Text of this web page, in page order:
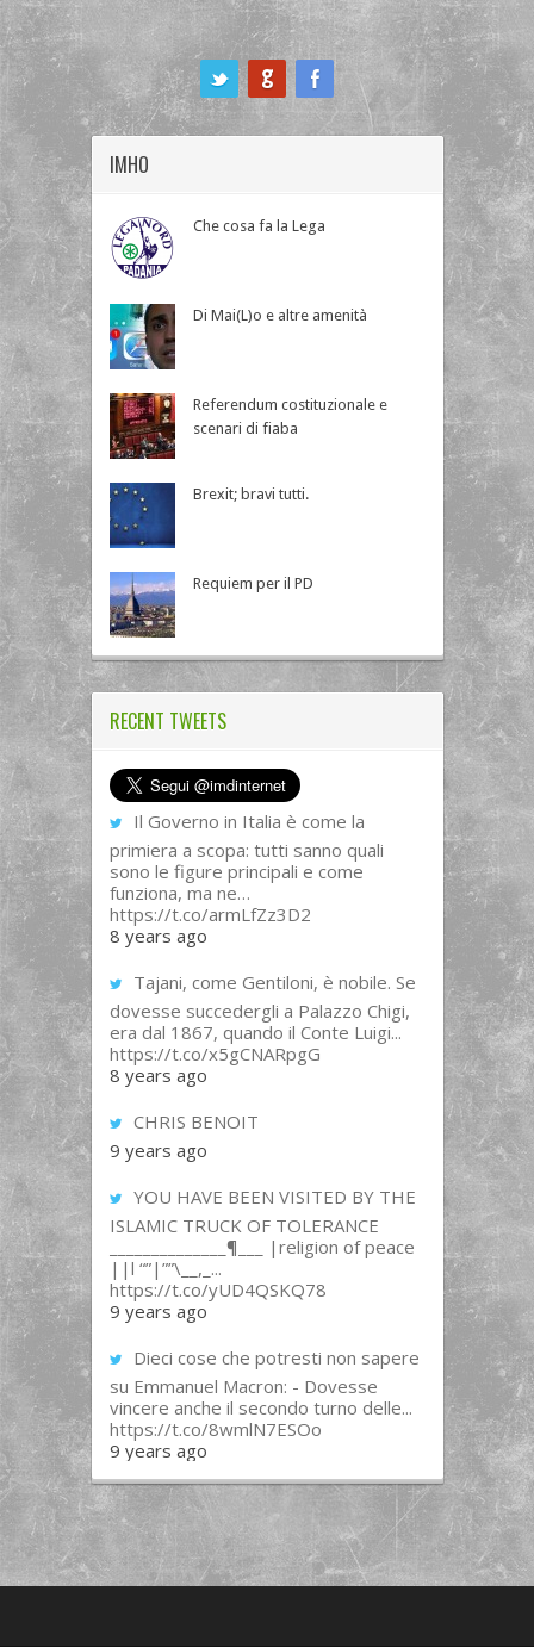
IMHO
Che cosa fa la Lega
Di Mai(L)o e altre amenità
Referendum costituzionale e
scenari di fiaba
Brexit; bravi tutti.
Requiem per il PD
RECENT TWEETS
Il Governo in Italia è come la
primiera a scopa: tutti sanno quali
sono le figure principali e come
funziona, ma ne…
https://t.co/armLfZz3D2
8 years ago
Tajani, come Gentiloni, è nobile. Se
dovesse succedergli a Palazzo Chigi,
era dal 1867, quando il Conte Luigi...
https://t.co/x5gCNARpgG
8 years ago
CHRIS BENOIT
9 years ago
YOU HAVE BEEN VISITED BY THE
ISLAMIC TRUCK OF TOLERANCE
______________¶___ |religion of peace
||l “”|””\__,_...
https://t.co/yUD4QSKQ78
9 years ago
Dieci cose che potresti non sapere
su Emmanuel Macron: - Dovesse
vincere anche il secondo turno delle...
https://t.co/8wmlN7ESOo
9 years ago